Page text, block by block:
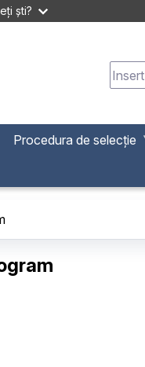
ști?
Procedura de selecție